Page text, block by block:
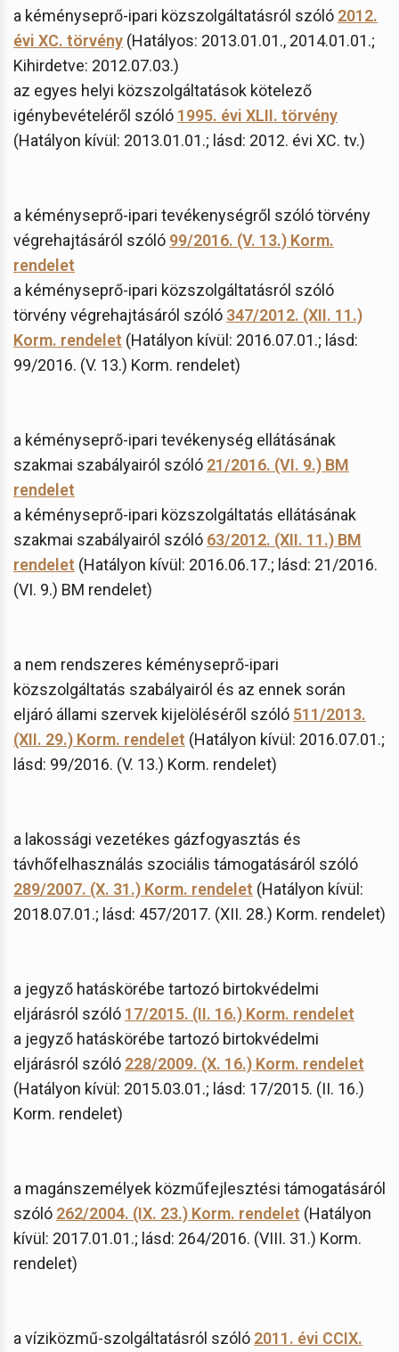
a kéményseprő-ipari közszolgáltatásról szóló 2012.
évi XC. törvény (Hatályos: 2013.01.01., 2014.01.01.;
Kihirdetve: 2012.07.03.)
az egyes helyi közszolgáltatások kötelező
igénybevételéről szóló 1995. évi XLII. törvény
(Hatályon kívül: 2013.01.01.; lásd: 2012. évi XC. tv.)
a kéményseprő-ipari tevékenységről szóló törvény
végrehajtásáról szóló 99/2016. (V. 13.) Korm.
rendelet
a kéményseprő-ipari közszolgáltatásról szóló
törvény végrehajtásáról szóló 347/2012. (XII. 11.)
Korm. rendelet (Hatályon kívül: 2016.07.01.; lásd:
99/2016. (V. 13.) Korm. rendelet)
a kéményseprő-ipari tevékenység ellátásának
szakmai szabályairól szóló 21/2016. (VI. 9.) BM
rendelet
a kéményseprő-ipari közszolgáltatás ellátásának
szakmai szabályairól szóló 63/2012. (XII. 11.) BM
rendelet (Hatályon kívül: 2016.06.17.; lásd: 21/2016.
(VI. 9.) BM rendelet)
a nem rendszeres kéményseprő-ipari
közszolgáltatás szabályairól és az ennek során
eljáró állami szervek kijelöléséről szóló 511/2013.
(XII. 29.) Korm. rendelet (Hatályon kívül: 2016.07.01.;
lásd: 99/2016. (V. 13.) Korm. rendelet)
a lakossági vezetékes gázfogyasztás és
távhőfelhasználás szociális támogatásáról szóló
289/2007. (X. 31.) Korm. rendelet (Hatályon kívül:
2018.07.01.; lásd: 457/2017. (XII. 28.) Korm. rendelet)
a jegyző hatáskörébe tartozó birtokvédelmi
eljárásról szóló 17/2015. (II. 16.) Korm. rendelet
a jegyző hatáskörébe tartozó birtokvédelmi
eljárásról szóló 228/2009. (X. 16.) Korm. rendelet
(Hatályon kívül: 2015.03.01.; lásd: 17/2015. (II. 16.)
Korm. rendelet)
a magánszemélyek közműfejlesztési támogatásáról
szóló 262/2004. (IX. 23.) Korm. rendelet (Hatályon
kívül: 2017.01.01.; lásd: 264/2016. (VIII. 31.) Korm.
rendelet)
a víziközmű-szolgáltatásról szóló 2011. évi CCIX.